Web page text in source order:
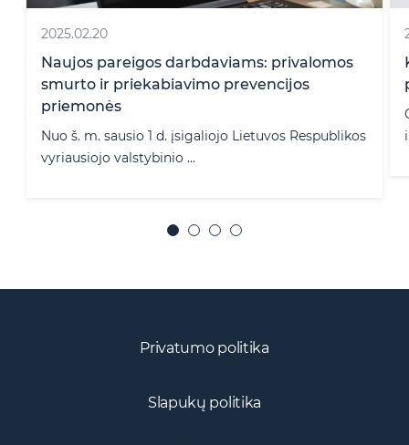
2025.02.20
Naujos pareigos darbdaviams: privalomos
smurto ir priekabiavimo prevencijos
priemonės
Nuo š. m. sausio 1 d. įsigaliojo Lietuvos Respublikos
vyriausiojo valstybinio ...
Privatumo politika
Slapukų politika